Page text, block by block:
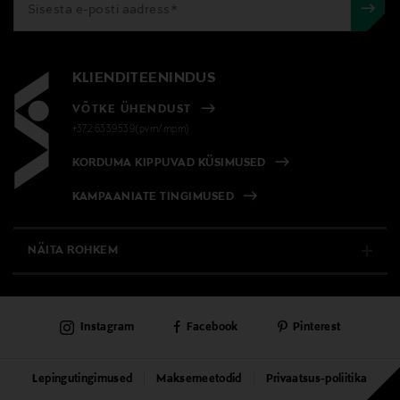
KLIENDITEENINDUS
VÕTKE ÜHENDUST
+372 6339539(pvm/mpm)
KORDUMA KIPPUVAD KÜSIMUSED
KAMPAANIATE TINGIMUSED
NÄITA ROHKEM
PÜSIKLIENDITEENINDUS
KAUBAMAJAD
Lepingutingimused Maksemeetodid Privaatsus-poliitika
Instagram Facebook Pinterest